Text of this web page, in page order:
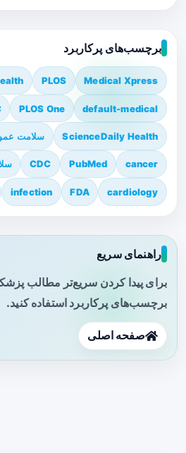
برچسب‌های پرکاربرد
Medical Xpress
PLOS
default-medical
PLOS One
ScienceDaily Health سلامت
cancer
PubMed
CDC
cardiology
FDA
infection
راهنمای سریع
برای پیدا کردن سریع‌تر مطالب
برچسب‌های پرکاربرد استفاده کنید.
صفحه اصلی